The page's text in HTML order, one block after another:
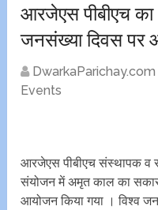
आरजेएस पीबीएच का
जनसंख्या दिवस पर
DwarkaParichay.com
Events
आरजेएस पीबीएच संस्थापक व
संयोजन में अमृत काल का
आयोजन किया गया । विश्व